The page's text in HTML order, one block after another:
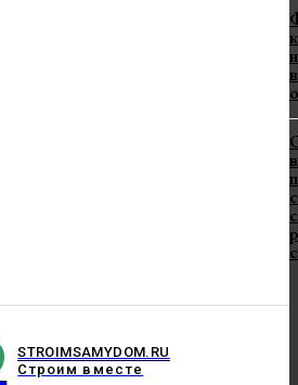
STROIMSAMYDOM.RU
Строим вместе